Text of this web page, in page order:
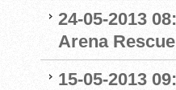
24-05-2013
Arena Rescue
15-05-2013